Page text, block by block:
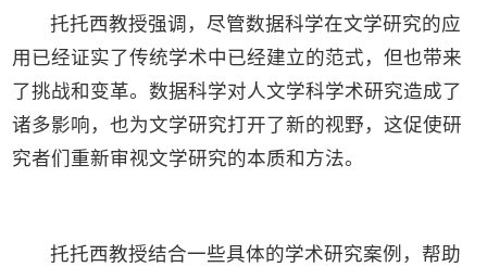
托托西教授强调，尽管数据科学在文学研究的应
用已经证实了传统学术中已经建立的范式，但也带来
了挑战和变革。数据科学对人文学科学术研究造成了
诸多影响，也为文学研究打开了新的视野，这促使研
究者们重新审视文学研究的本质和方法。
托托西教授结合一些具体的学术研究案例，帮助